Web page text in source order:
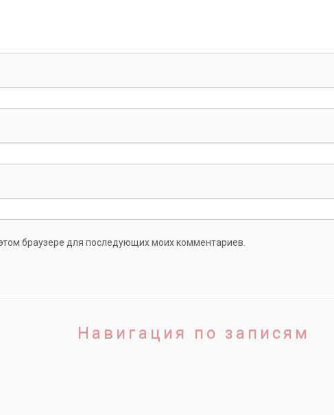
браузере для последующих моих комментариев.
Навигация по записям